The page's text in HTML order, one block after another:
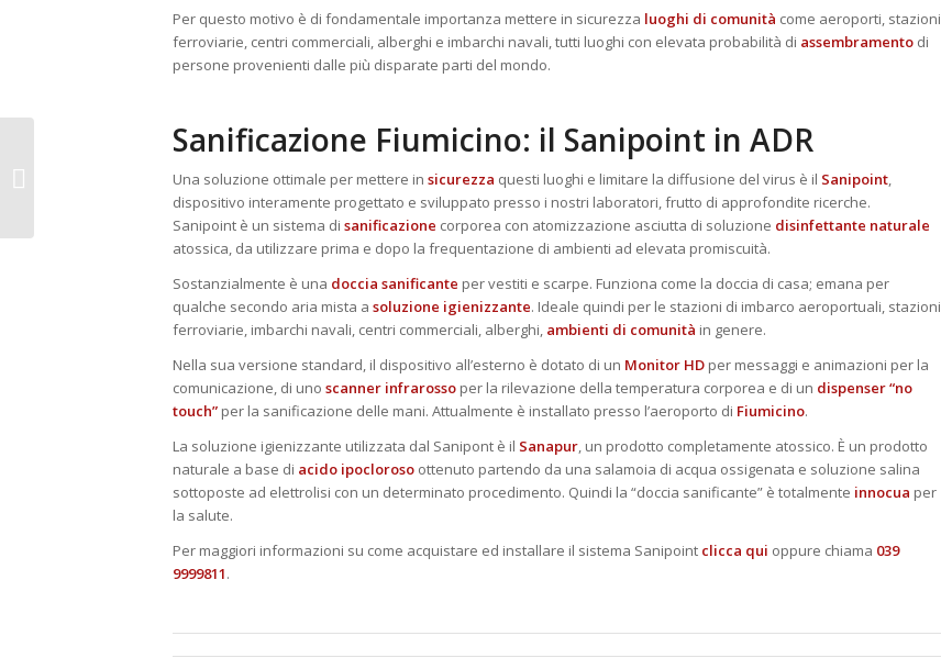
Per questo motivo è di fondamentale importanza mettere in sicurezza luoghi di comunità come aeroporti, stazioni
ferroviarie, centri commerciali, alberghi e imbarchi navali, tutti luoghi con elevata probabilità di assembramento di
persone provenienti dalle più disparate parti del mondo.
Sanificazione Fiumicino: il Sanipoint in ADR
Una soluzione ottimale per mettere in sicurezza questi luoghi e limitare la diffusione del virus è il Sanipoint,
dispositivo interamente progettato e sviluppato presso i nostri laboratori, frutto di approfondite ricerche.
Sanipoint è un sistema di sanificazione corporea con atomizzazione asciutta di soluzione disinfettante naturale
atossica, da utilizzare prima e dopo la frequentazione di ambienti ad elevata promiscuità.
Sostanzialmente è una doccia sanificante per vestiti e scarpe. Funziona come la doccia di casa; emana per
qualche secondo aria mista a soluzione igienizzante. Ideale quindi per le stazioni di imbarco aeroportuali, stazioni
ferroviarie, imbarchi navali, centri commerciali, alberghi, ambienti di comunità in genere.
Nella sua versione standard, il dispositivo all’esterno è dotato di un Monitor HD per messaggi e animazioni per la
comunicazione, di uno scanner infrarosso per la rilevazione della temperatura corporea e di un dispenser “no
touch” per la sanificazione delle mani. Attualmente è installato presso l’aeroporto di Fiumicino.
La soluzione igienizzante utilizzata dal Sanipont è il Sanapur, un prodotto completamente atossico. È un prodotto
naturale a base di acido ipocloroso ottenuto partendo da una salamoia di acqua ossigenata e soluzione salina
sottoposte ad elettrolisi con un determinato procedimento. Quindi la “doccia sanificante” è totalmente innocua per
la salute.
Per maggiori informazioni su come acquistare ed installare il sistema Sanipoint clicca qui oppure chiama 039
9999811.
Tute protettive: a cosa
scegliere quella giusta